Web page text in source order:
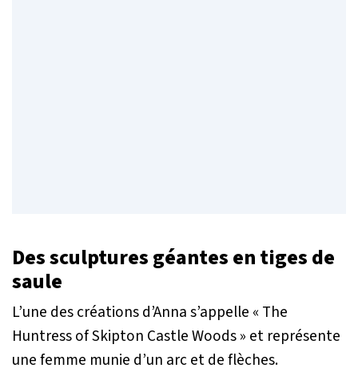
Des sculptures géantes en tiges de
saule
L’une des créations d’Anna s’appelle « The
Huntress of Skipton Castle Woods » et représente
une femme munie d’un arc et de flèches.